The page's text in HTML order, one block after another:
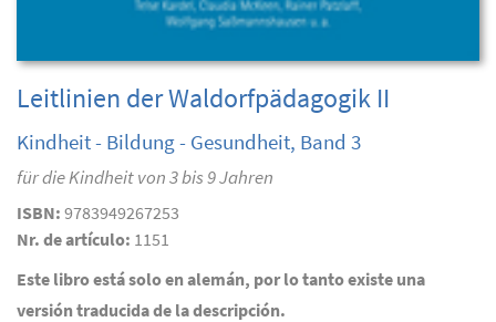
Leitlinien der Waldorfpädagogik II
Kindheit - Bildung - Gesundheit, Band 3
für die Kindheit von 3 bis 9 Jahren
ISBN: 9783949267253
Nr. de artículo: 1151
Este libro está solo en alemán, por lo tanto existe una
versión traducida de la descripción.